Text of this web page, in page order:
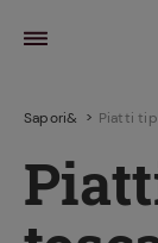
Sapori& Piatti